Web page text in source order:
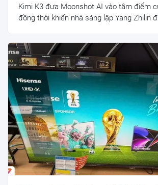
Kimi K3 đưa Moonshot AI vào tâm điểm
đồng thời khiến nhà sáng lập Yang Zhilin